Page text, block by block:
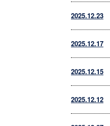
2025.12.23
2025.12.17
2025.12.15
2025.12.12